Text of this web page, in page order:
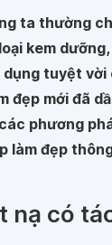
ta thường
kem
tuyệt vời
đẹp mới đã
phương
làm đẹp
nạ có